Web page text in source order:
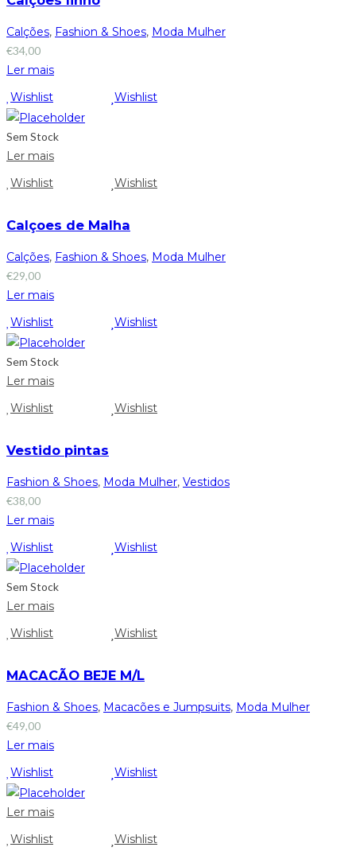
Calções, Fashion & Shoes, Moda Mulher
€34,00
Ler mais
Wishlist
Wishlist
Sem Stock
Ler mais
Wishlist
Wishlist
Calçoes de Malha
Calções, Fashion & Shoes, Moda Mulher
€29,00
Ler mais
Wishlist
Wishlist
Sem Stock
Ler mais
Wishlist
Wishlist
Vestido pintas
Fashion & Shoes, Moda Mulher, Vestidos
€38,00
Ler mais
Wishlist
Wishlist
Sem Stock
Ler mais
Wishlist
Wishlist
MACACÃO BEJE M/L
Fashion & Shoes, Macacões e Jumpsuits, Moda Mulher
€49,00
Ler mais
Wishlist
Wishlist
Ler mais
Wishlist
Wishlist